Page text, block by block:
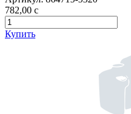
782,00 c
Купить